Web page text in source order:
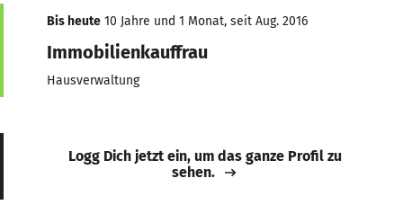
Bis heute 10 Jahre und 1 Monat, seit Aug. 2016
Immobilienkauffrau
Hausverwaltung
Logg Dich jetzt ein, um das ganze Profil zu
sehen.